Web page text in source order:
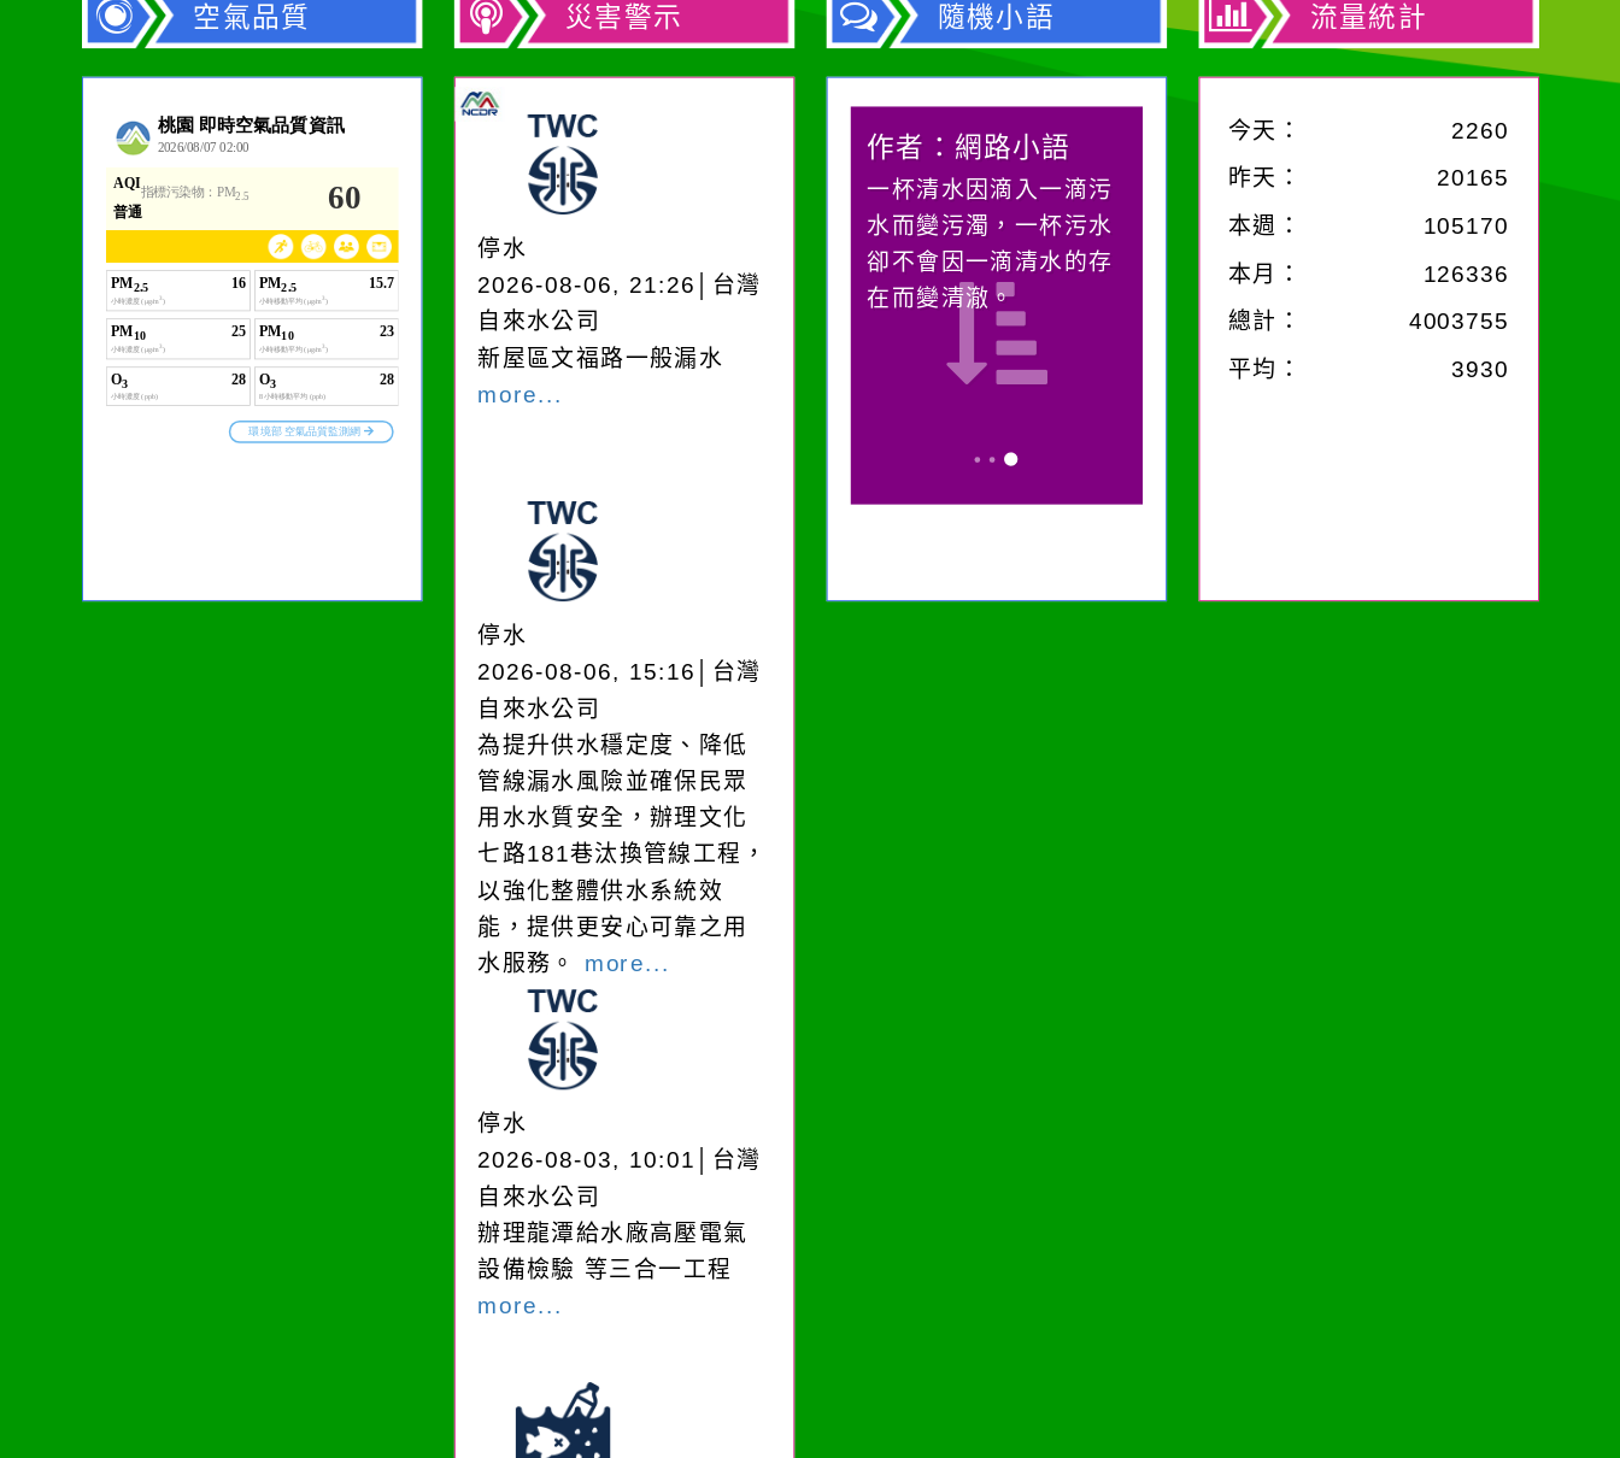
空氣品質 災害警示
停水
2026-08-06, 21:26│台灣
自來水公司
新屋區文福路一般漏水
more...
停水
2026-08-06, 15:16│台灣
自來水公司
為提升供水穩定度、降低
管線漏水風險並確保民眾
用水水質安全，辦理文化
七路181巷汰換管線工程，
以強化整體供水系統效
能，提供更安心可靠之用
水服務。 more...
停水
2026-08-03, 10:01│台灣
自來水公司
辦理龍潭給水廠高壓電氣
設備檢驗 等三合一工程
more...
隨機小語
在實現理想的路途中，
必須排除一切干擾，特
別是要看清那些美麗的
誘惑。
作者：網路小語
生活是一面鏡子。你對
作者：網路小語
一杯清水因滴入一滴污
水而變污濁，一杯污水
卻不會因一滴清水的存
在而變清澈。
流量統計
今天：
2260
昨天：
20165
本週： 105170
本月：
126336
總計：
4003755
平均：
3930